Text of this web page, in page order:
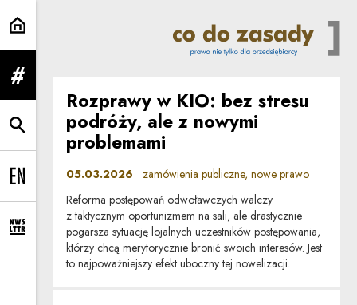
nowe prawo | Co do zasady
rozwiń menu
rozwiń wyszukiwarkę
Change language to EN
rozwiń formularz zapisu na newsletter
Rozprawy w KIO: bez stresu
podróży, ale z nowymi
problemami
05.03.2026 zamówienia publiczne, nowe prawo
Reforma postępowań odwoławczych walczy
z taktycznym oportunizmem na sali, ale drastycznie
pogarsza sytuację lojalnych uczestników postępowania,
którzy chcą merytorycznie bronić swoich interesów. Jest
to najpoważniejszy efekt uboczny tej nowelizacji.